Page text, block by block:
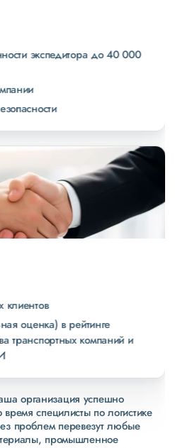
экспедитора до 40 000
оценка) в рейтинге
транспортных компаний и
организация успешно
специлисты по логистике
проблем перевезут любые
промышленное